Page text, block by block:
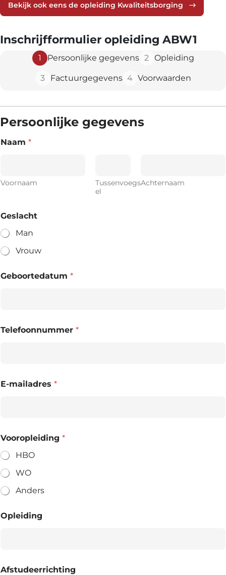
Bekijk ook eens de opleiding Kwaliteitsborging
Inschrijfformulier opleiding ABW1
1 Persoonlijke gegevens 2 Opleiding
3 Factuurgegevens 4 Voorwaarden
Persoonlijke gegevens
Naam *
Voornaam
Tussenvoegs
el
Achternaam
Geslacht
Man
Vrouw
Geboortedatum *
Telefoonnummer *
E-mailadres *
Vooropleiding *
HBO
WO
Anders
Opleiding
Afstudeerrichting